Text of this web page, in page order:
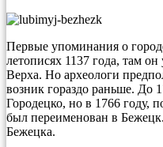
Первые упоминания о
летописях 1137 года, там
Верха. Но археологи
возник гораздо раньше. До
Городецко, но в 1766 году,
был переименован в
Бежецка.